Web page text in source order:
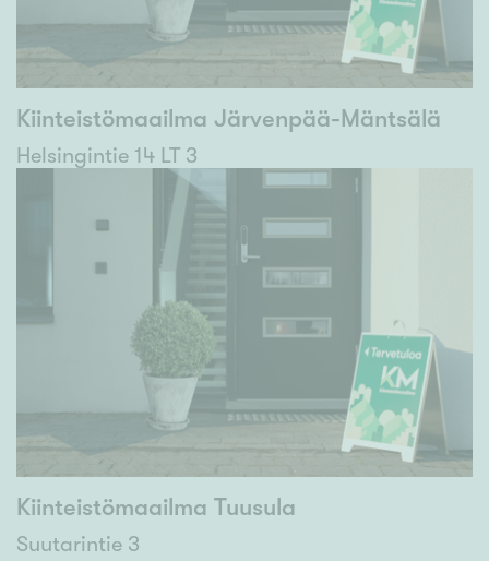
Kiinteistömaailma Järvenpää-Mäntsälä
Helsingintie 14 LT 3
Kiinteistömaailma Tuusula
Suutarintie 3